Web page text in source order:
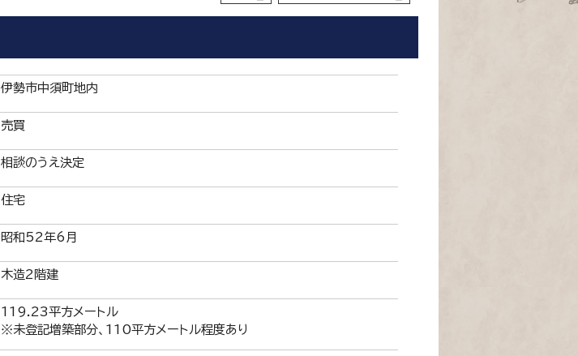
伊勢市中須町地内
売買
相談のうえ決定
住宅
昭和52年6月
木造2階建
119.23平方メートル
※未登記増築部分、110平方メートル程度あり